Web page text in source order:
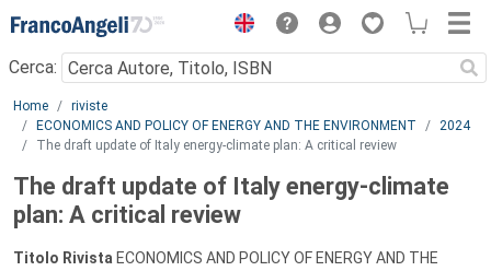
Menu
Cerca:
Main content
Home
riviste
ECONOMICS AND POLICY OF ENERGY AND THE ENVIRONMENT
2024
The draft update of Italy energy-climate plan: A critical review
The draft update of Italy energy-climate
plan: A critical review
Titolo Rivista ECONOMICS AND POLICY OF ENERGY AND THE